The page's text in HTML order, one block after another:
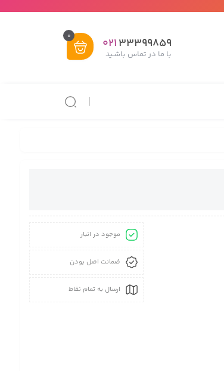
33399859
021
با ما در تماس باشـید
0
موجود در انبار
ضمانت اصل بودن
ارسال به تمام نقاط